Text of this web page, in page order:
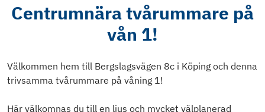
Centrumnära tvårummare på
vån 1!
Välkommen hem till Bergslagsvägen 8c i Köping och denna
trivsamma tvårummare på våning 1!
Här välkomnas du till en ljus och mycket välplanerad